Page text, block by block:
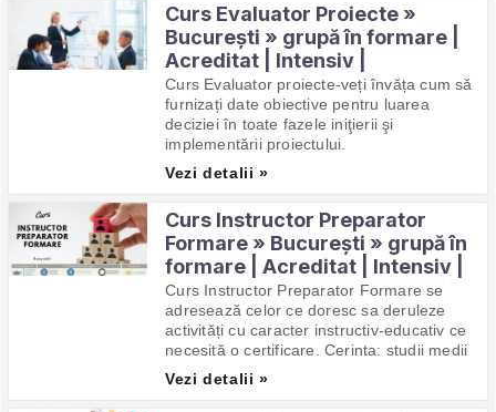
Curs Evaluator Proiecte »
București » grupă în formare |
Acreditat | Intensiv |
Curs Evaluator proiecte-veți învăța cum să
furnizați date obiective pentru luarea
deciziei în toate fazele iniţierii şi
implementării proiectului.
Vezi detalii »
Curs Instructor Preparator
Formare » București » grupă în
formare | Acreditat | Intensiv |
Curs Instructor Preparator Formare se
adresează celor ce doresc sa deruleze
activități cu caracter instructiv-educativ ce
necesită o certificare. Cerinta: studii medii
Vezi detalii »